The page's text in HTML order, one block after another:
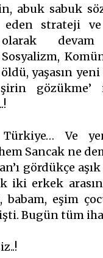
abuk sabuk
eden strateji
devam
yaşasın
şirin
Ve
Sancak ne
gördükçe
iki erkek
babam, eşim
Bugün tüm